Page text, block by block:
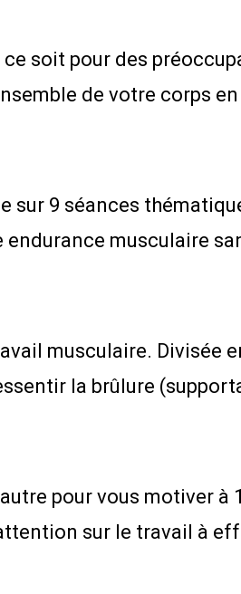
soit pour des
de votre corps
9 séances
musculaire
musculaire. Divisée
la brûlure
pour vous motiver à
sur le travail à